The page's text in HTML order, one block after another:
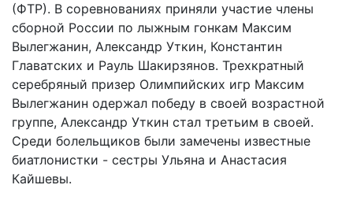
(ФТР). В соревнованиях приняли участие члены
сборной России по лыжным гонкам Максим
Вылегжанин, Александр Уткин, Константин
Главатских и Рауль Шакирзянов. Трехкратный
серебряный призер Олимпийских игр Максим
Вылегжанин одержал победу в своей возрастной
группе, Александр Уткин стал третьим в своей.
Среди болельщиков были замечены известные
биатлонистки - сестры Ульяна и Анастасия
Кайшевы.